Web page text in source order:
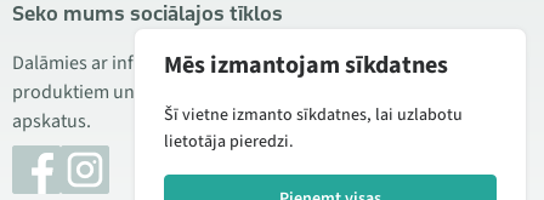
Seko mums sociālajos tīklos
Dalāmies ar informāciju par izdevīgām akcijām, jauniem
produktiem un servisu. Reizēm publicējam arī produktu
apskatus.
Mēs izmantojam sīkdatnes
Šī vietne izmanto sīkdatnes, lai uzlabotu
lietotāja pieredzi.